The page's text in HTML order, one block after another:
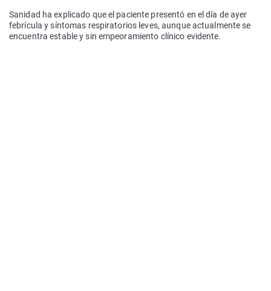
Sanidad ha explicado que el paciente presentó en el día de ayer
febrícula y síntomas respiratorios leves, aunque actualmente se
encuentra estable y sin empeoramiento clínico evidente.